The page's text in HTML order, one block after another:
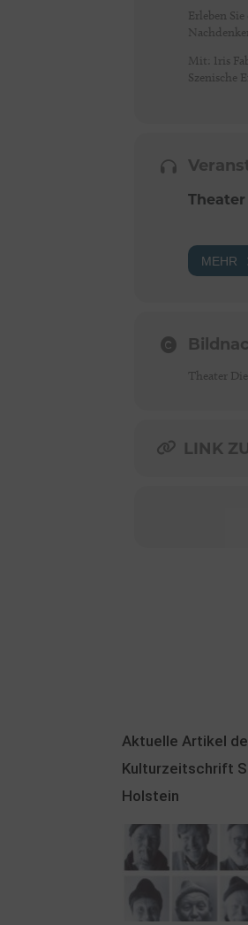
Erleben
Mit: Iris
Szenische
MEHR
Theater
LINK
Aktuelle Artikel
Kulturzeitschrift
Holstein